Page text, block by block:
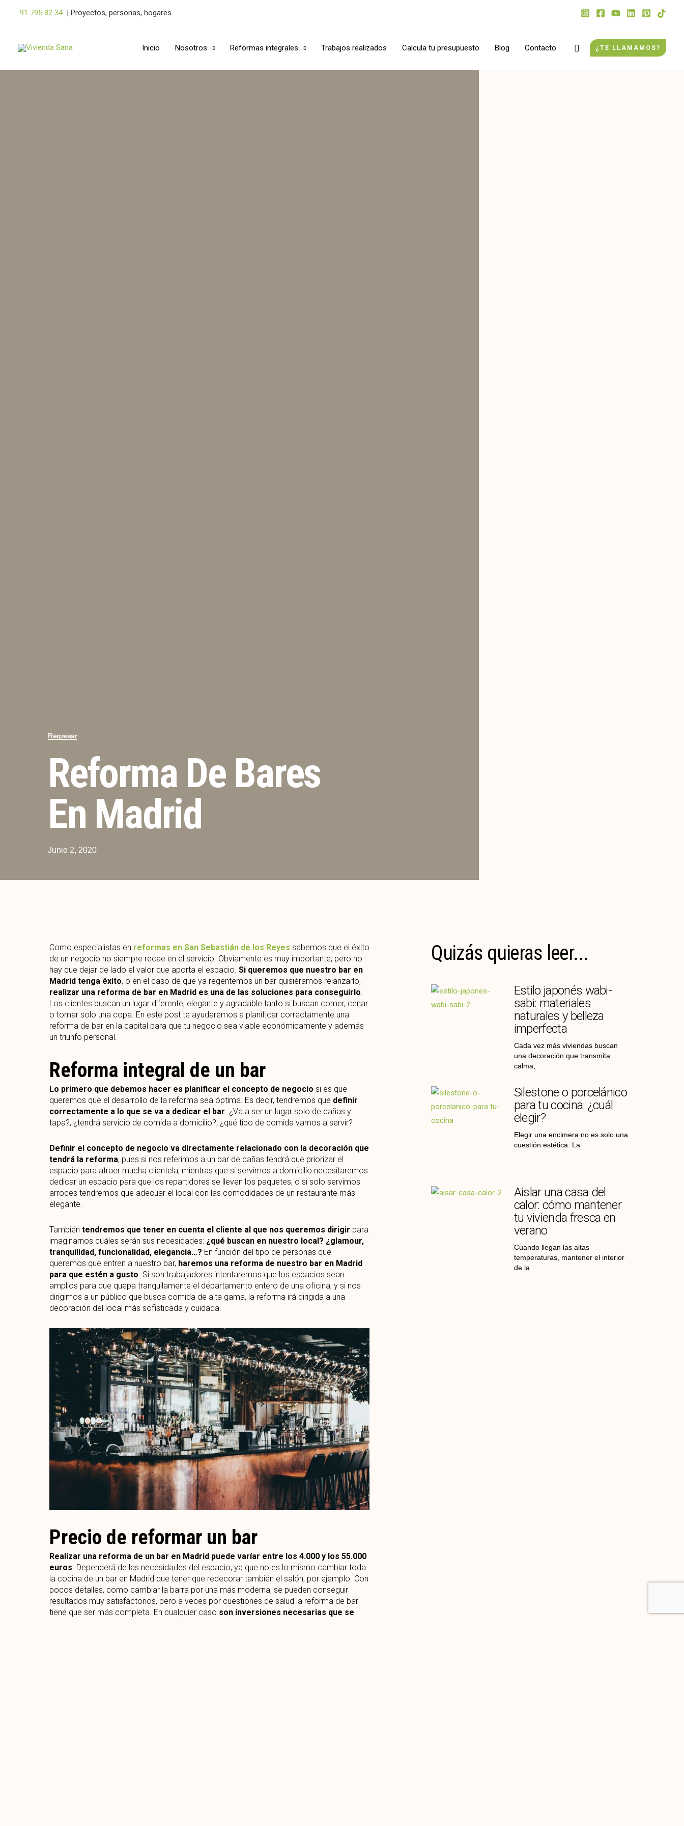
91 795 82 34 | Proyectos, personas, hogares
Inicio Nosotros Reformas integrales Trabajos realizados Calcula tu presupuesto Blog Contacto Buscar¿TE LLAMAMOS?
Regresar
Reforma De Bares
En Madrid
Junio 2, 2020
Como especialistas en reformas en San Sebastián de los Reyes sabemos que el éxito
de un negocio no siempre recae en el servicio. Obviamente es muy importante, pero no
hay que dejar de lado el valor que aporta el espacio. Si queremos que nuestro bar en
Madrid tenga éxito, o en el caso de que ya regentemos un bar quisiéramos relanzarlo,
realizar una reforma de bar en Madrid es una de las soluciones para conseguirlo.
Los clientes buscan un lugar diferente, elegante y agradable tanto si buscan comer, cenar
o tomar solo una copa. En este post te ayudaremos a planificar correctamente una
reforma de bar en la capital para que tu negocio sea viable económicamente y además
un triunfo personal.
Reforma integral de un bar
Lo primero que debemos hacer es planificar el concepto de negocio si es que
queremos que el desarrollo de la reforma sea óptima. Es decir, tendremos que definir
correctamente a lo que se va a dedicar el bar. ¿Va a ser un lugar solo de cañas y
tapa?, ¿tendrá servicio de comida a domicilio?, ¿qué tipo de comida vamos a servir?
Definir el concepto de negocio va directamente relacionado con la decoración que
tendrá la reforma, pues si nos referimos a un bar de cañas tendrá que priorizar el
espacio para atraer mucha clientela, mientras que si servimos a domicilio necesitaremos
dedicar un espacio para que los repartidores se lleven los paquetes, o si solo servimos
arroces tendremos que adecuar el local con las comodidades de un restaurante más
elegante.
También tendremos que tener en cuenta el cliente al que nos queremos dirigir para
imaginarnos cuáles serán sus necesidades: ¿qué buscan en nuestro local? ¿glamour,
tranquilidad, funcionalidad, elegancia…? En función del tipo de personas que
queremos que entren a nuestro bar, haremos una reforma de nuestro bar en Madrid
para que estén a gusto. Si son trabajadores intentaremos que los espacios sean
amplios para que quepa tranquilamente el departamento entero de una oficina, y si nos
dirigimos a un público que busca comida de alta gama, la reforma irá dirigida a una
decoración del local más sofisticada y cuidada.
Precio de reformar un bar
Realizar una reforma de un bar en Madrid puede varíar entre los 4.000 y los 55.000
euros. Dependerá de las necesidades del espacio, ya que no es lo mismo cambiar toda
la cocina de un bar en Madrid que tener que redecorar también el salón, por ejemplo. Con
pocos detalles, como cambiar la barra por una más moderna, se pueden conseguir
resultados muy satisfactorios, pero a veces por cuestiones de salud la reforma de bar
tiene que ser más completa. En cualquier caso son inversiones necesarias que se
Quizás quieras leer...
Estilo japonés wabi-
sabi: materiales
naturales y belleza
imperfecta
Cada vez más viviendas buscan
una decoración que transmita
calma,
Silestone o porcelánico
para tu cocina: ¿cuál
elegir?
Elegir una encimera no es solo una
cuestión estética. La
Aislar una casa del
calor: cómo mantener
tu vivienda fresca en
verano
Cuando llegan las altas
temperaturas, mantener el interior
de la